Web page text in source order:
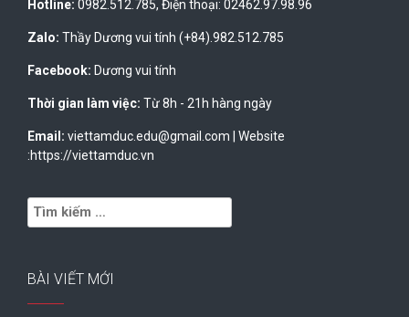
Hotline: 0982.512.785, Điện thoại: 02462.97.98.96
Zalo: Thầy Dương vui tính (+84).982.512.785
Facebook: Dương vui tính
Thời gian làm việc: Từ 8h - 21h hàng ngày
Email: viettamduc.edu@gmail.com | Website
:https://viettamduc.vn
Tìm
kiếm
BÀI VIẾT MỚI